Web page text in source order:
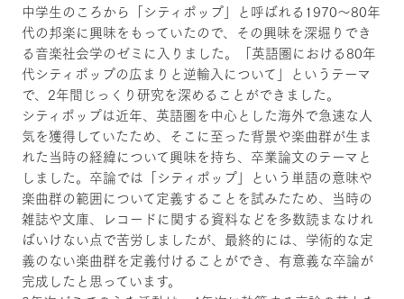
中学生のころから「シティポップ」と呼ばれる1970～80年
代の邦楽に興味をもっていたので、その興味を深堀りでき
る音楽社会学のゼミに入りました。「英語圏における80年
代シティポップの広まりと逆輸入について」というテーマ
で、2年間じっくり研究を深めることができました。
シティポップは近年、英語圏を中心とした海外で急速な人
気を獲得していたため、そこに至った背景や楽曲群が生ま
れた当時の経緯について興味を持ち、卒業論文のテーマと
しました。卒論では「シティポップ」という単語の意味や
楽曲群の範囲について定義することを試みたため、当時の
雑誌や文庫、レコードに関する資料などを多数読まなけれ
ばいけない点で苦労しましたが、最終的には、学術的な定
義のない楽曲群を定義付けることができ、有意義な卒論が
完成したと思っています。